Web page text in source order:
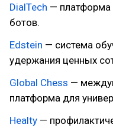
DialTech — платформа
ботов.
Edstein — система
удержания ценных
Global Chess —
платформа для
Healty —